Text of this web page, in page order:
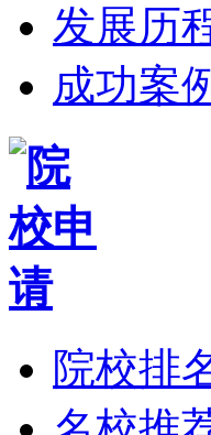
发展历
成功案
院校排